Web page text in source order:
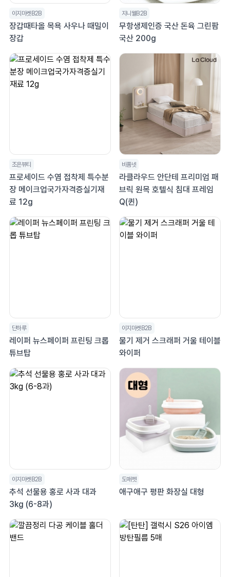
이지마켓B2B
장갑때타올 목욕 사우나 때밀이
장갑
지니웰B2B
무항생제인증 국산 돈육 그린팜
국산 200g
조은뷰티
프로세이드 수염 접착제 특수분
장 메이크업국가자격증실기재
료 12g
비품넷
라클라우드 안단테 프리미엄 패
브릭 원목 호텔식 침대 프레임
Q(퀸)
단하루
레이퍼 뉴스페이퍼 프린팅 크롭
튜브탑
이지마켓B2B
물기 제거 스크래퍼 거울 테이블
와이퍼
이지마켓B2B
추석 선물용 홍로 사과 대과
3kg (6-8과)
도매펫
애구애구 평판 화장실 대형